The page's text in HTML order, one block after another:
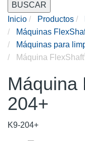
BUSCAR
Inicio
Productos
Máquinas
Máquinas para
Máquina FlexShaft
Máquina
204+
K9-204+